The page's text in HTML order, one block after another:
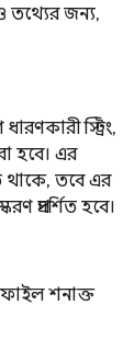
তথ্যের জন্য,
স্ট্রিং,
হবে। এর
থাকে, তবে এর
প্রদর্শিত হবে।
ফাইল শনাক্ত